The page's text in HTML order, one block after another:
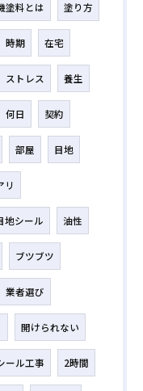
塗料とは 塗り方
時期 在宅
ストレス 養生
何日 契約
部屋 目地
リ
地シール 油性
ブツブツ
業者選び
開けられない
ール工事 2時間